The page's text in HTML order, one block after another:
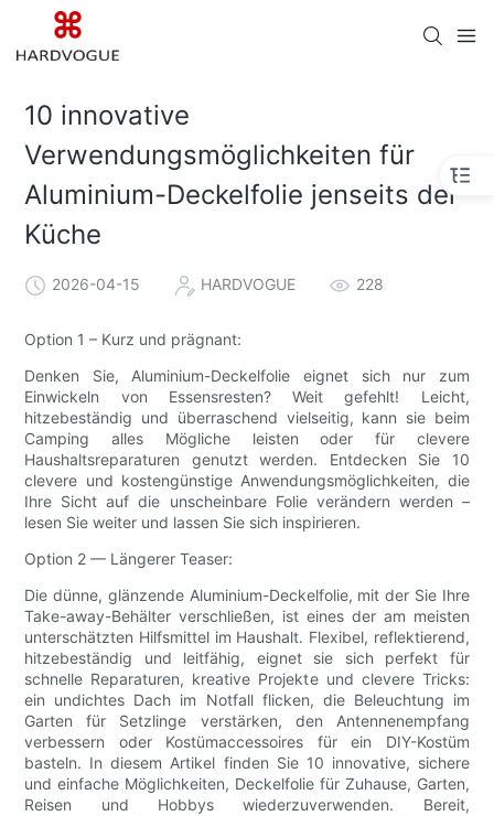
10 innovative
Verwendungsmöglichkeiten für
Aluminium-Deckelfolie jenseits der
Küche
2026-04-15 HARDVOGUE 228
Option 1 – Kurz und prägnant:
Denken Sie, Aluminium-Deckelfolie eignet sich nur zum
Einwickeln von Essensresten? Weit gefehlt! Leicht,
hitzebeständig und überraschend vielseitig, kann sie beim
Camping alles Mögliche leisten oder für clevere
Haushaltsreparaturen genutzt werden. Entdecken Sie 10
clevere und kostengünstige Anwendungsmöglichkeiten, die
Ihre Sicht auf die unscheinbare Folie verändern werden –
lesen Sie weiter und lassen Sie sich inspirieren.
Option 2 — Längerer Teaser:
Die dünne, glänzende Aluminium-Deckelfolie, mit der Sie Ihre
Take-away-Behälter verschließen, ist eines der am meisten
unterschätzten Hilfsmittel im Haushalt. Flexibel, reflektierend,
hitzebeständig und leitfähig, eignet sie sich perfekt für
schnelle Reparaturen, kreative Projekte und clevere Tricks:
ein undichtes Dach im Notfall flicken, die Beleuchtung im
Garten für Setzlinge verstärken, den Antennenempfang
verbessern oder Kostümaccessoires für ein DIY-Kostüm
basteln. In diesem Artikel finden Sie 10 innovative, sichere
und einfache Möglichkeiten, Deckelfolie für Zuhause, Garten,
Reisen und Hobbys wiederzuverwenden. Bereit,